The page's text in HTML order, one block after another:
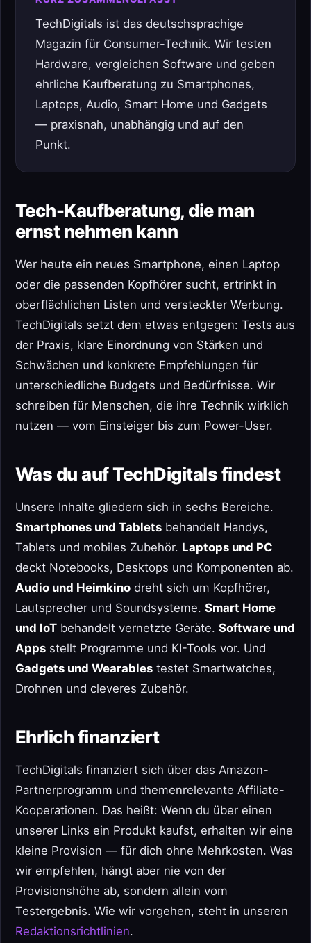
TechDigitals ist das deutschsprachige
Magazin für Consumer-Technik. Wir testen
Hardware, vergleichen Software und geben
ehrliche Kaufberatung zu Smartphones,
Laptops, Audio, Smart Home und Gadgets
— praxisnah, unabhängig und auf den
Punkt.
Tech-Kaufberatung, die man
ernst nehmen kann
Wer heute ein neues Smartphone, einen Laptop
oder die passenden Kopfhörer sucht, ertrinkt in
oberflächlichen Listen und versteckter Werbung.
TechDigitals setzt dem etwas entgegen: Tests aus
der Praxis, klare Einordnung von Stärken und
Schwächen und konkrete Empfehlungen für
unterschiedliche Budgets und Bedürfnisse. Wir
schreiben für Menschen, die ihre Technik wirklich
nutzen — vom Einsteiger bis zum Power-User.
Was du auf TechDigitals findest
Unsere Inhalte gliedern sich in sechs Bereiche.
Smartphones und Tablets behandelt Handys,
Tablets und mobiles Zubehör. Laptops und PC
deckt Notebooks, Desktops und Komponenten ab.
Audio und Heimkino dreht sich um Kopfhörer,
Lautsprecher und Soundsysteme. Smart Home
und IoT behandelt vernetzte Geräte. Software und
Apps stellt Programme und KI-Tools vor. Und
Gadgets und Wearables testet Smartwatches,
Drohnen und cleveres Zubehör.
Ehrlich finanziert
TechDigitals finanziert sich über das Amazon-
Partnerprogramm und themenrelevante Affiliate-
Kooperationen. Das heißt: Wenn du über einen
unserer Links ein Produkt kaufst, erhalten wir eine
kleine Provision — für dich ohne Mehrkosten. Was
wir empfehlen, hängt aber nie von der
Provisionshöhe ab, sondern allein vom
Testergebnis. Wie wir vorgehen, steht in unseren
Redaktionsrichtlinien.